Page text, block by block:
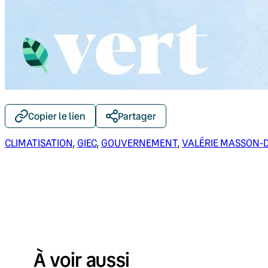
Copier le lien Partager
CLIMATISATION, GIEC, GOUVERNEMENT, VALÉRIE MASSON-
À voir aussi